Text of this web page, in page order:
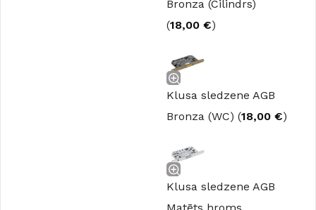
Bronza (Cilindrs)
(18,00 €)
Klusa sledzene AGB
Bronza (WC) (18,00 €)
Klusa sledzene AGB